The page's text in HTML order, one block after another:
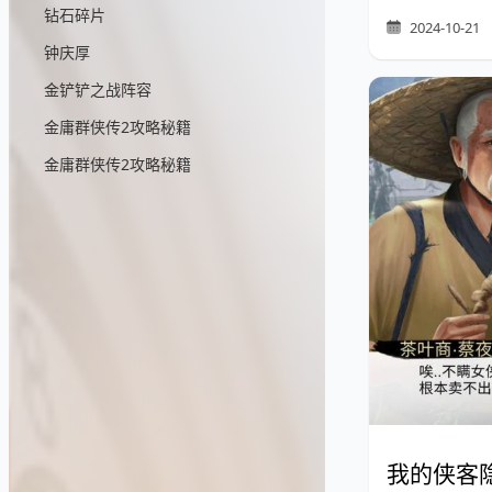
钻石碎片
钟庆厚
金铲铲之战阵容
金庸群侠传2攻略秘籍
金庸群侠传2攻略秘籍
2024-10-21
我的侠客